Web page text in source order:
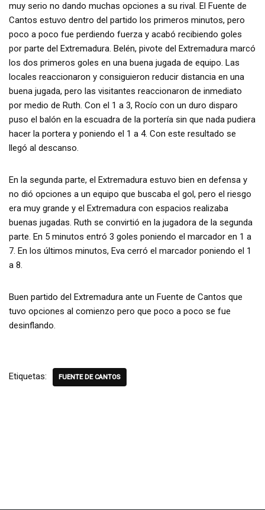
muy serio no dando muchas opciones a su rival. El Fuente de
Cantos estuvo dentro del partido los primeros minutos, pero
poco a poco fue perdiendo fuerza y acabó recibiendo goles
por parte del Extremadura. Belén, pivote del Extremadura marcó
los dos primeros goles en una buena jugada de equipo. Las
locales reaccionaron y consiguieron reducir distancia en una
buena jugada, pero las visitantes reaccionaron de inmediato
por medio de Ruth. Con el 1 a 3, Rocío con un duro disparo
puso el balón en la escuadra de la portería sin que nada pudiera
hacer la portera y poniendo el 1 a 4. Con este resultado se
llegó al descanso.
En la segunda parte, el Extremadura estuvo bien en defensa y
no dió opciones a un equipo que buscaba el gol, pero el riesgo
era muy grande y el Extremadura con espacios realizaba
buenas jugadas. Ruth se convirtió en la jugadora de la segunda
parte. En 5 minutos entró 3 goles poniendo el marcador en 1 a
7. En los últimos minutos, Eva cerró el marcador poniendo el 1
a 8.
Buen partido del Extremadura ante un Fuente de Cantos que
tuvo opciones al comienzo pero que poco a poco se fue
desinflando.
Etiquetas: FUENTE DE CANTOS